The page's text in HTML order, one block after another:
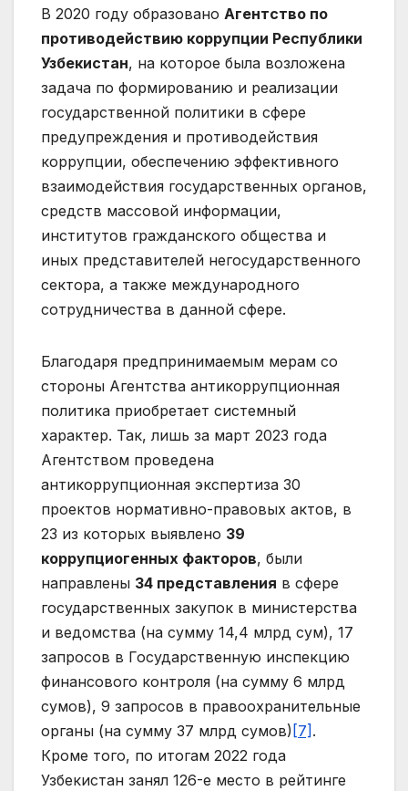
В 2020 году образовано Агентство по
противодействию коррупции Республики
Узбекистан, на которое была возложена
задача по формированию и реализации
государственной политики в сфере
предупреждения и противодействия
коррупции, обеспечению эффективного
взаимодействия государственных органов,
средств массовой информации,
институтов гражданского общества и
иных представителей негосударственного
сектора, а также международного
сотрудничества в данной сфере.
Благодаря предпринимаемым мерам со
стороны Агентства антикоррупционная
политика приобретает системный
характер. Так, лишь за март 2023 года
Агентством проведена
антикоррупционная экспертиза 30
проектов нормативно-правовых актов, в
23 из которых выявлено 39
коррупциогенных факторов, были
направлены 34 представления в сфере
государственных закупок в министерства
и ведомства (на сумму 14,4 млрд сум), 17
запросов в Государственную инспекцию
финансового контроля (на сумму 6 млрд
сумов), 9 запросов в правоохранительные
органы (на сумму 37 млрд сумов) [7] .
Кроме того, по итогам 2022 года
Узбекистан занял 126-е место в рейтинге